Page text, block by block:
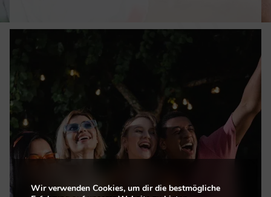
Wir verwenden Cookies, um dir die bestmögliche